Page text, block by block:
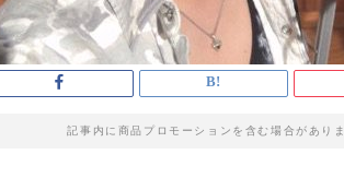
記事内に商品プロモーションを含む場合があり